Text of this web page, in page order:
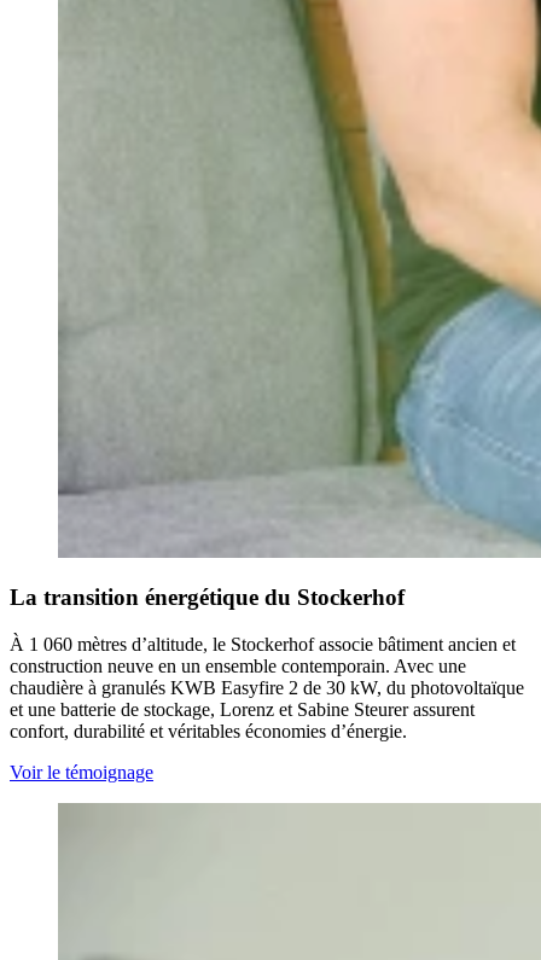
La transition énergétique du Stockerhof
À 1 060 mètres d’altitude, le Stockerhof associe bâtiment ancien et
construction neuve en un ensemble contemporain. Avec une
chaudière à granulés KWB Easyfire 2 de 30 kW, du photovoltaïque
et une batterie de stockage, Lorenz et Sabine Steurer assurent
confort, durabilité et véritables économies d’énergie.
Voir le témoignage